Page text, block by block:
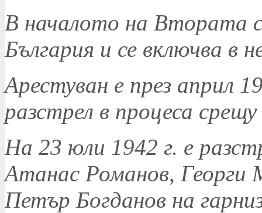
В началото на Втората
България и се включва в
Арестуван е през април
разстрел в процеса
На 23 юли 1942 г. е
Атанас Романов, Георги
Петър Богданов на